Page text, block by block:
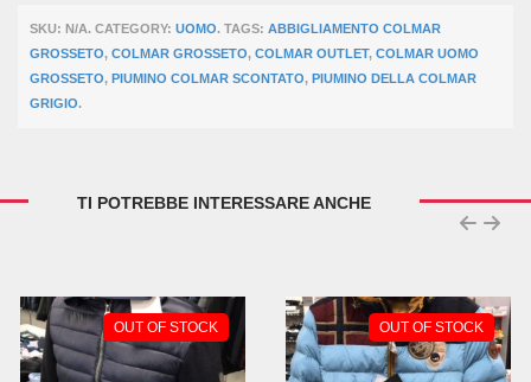
SKU: N/A. CATEGORY: UOMO. TAGS: ABBIGLIAMENTO COLMAR
GROSSETO, COLMAR GROSSETO, COLMAR OUTLET, COLMAR UOMO
GROSSETO, PIUMINO COLMAR SCONTATO, PIUMINO DELLA COLMAR
GRIGIO.
TI POTREBBE INTERESSARE ANCHE
SCONTO! SCONTO!